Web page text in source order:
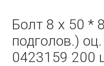
Болт 8 х 50 *
подголов.)
0423159 200